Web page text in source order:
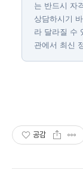
는 반드시 자
상담하시기
라 달라질 수
관에서 최신
공감